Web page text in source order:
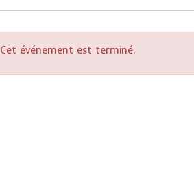
Cet événement est terminé.